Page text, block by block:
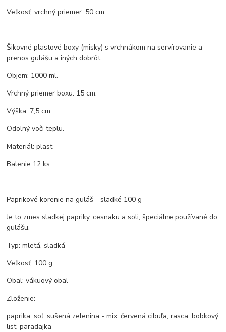
Veľkosť: vrchný priemer: 50 cm.
Šikovné plastové boxy (misky) s vrchnákom na servírovanie a
prenos gulášu a iných dobrôt.
Objem: 1000 ml.
Vrchný priemer boxu: 15 cm.
Výška: 7,5 cm.
Odolný voči teplu.
Materiál: plast.
Balenie 12 ks.
Paprikové korenie na guláš - sladké 100 g
Je to zmes sladkej papriky, cesnaku a soli, špeciálne používané do
gulášu.
Typ: mletá, sladká
Veľkosť: 100 g
Obal: vákuový obal
Zloženie:
paprika, soľ, sušená zelenina - mix, červená cibuľa, rasca, bobkový
list, paradajka